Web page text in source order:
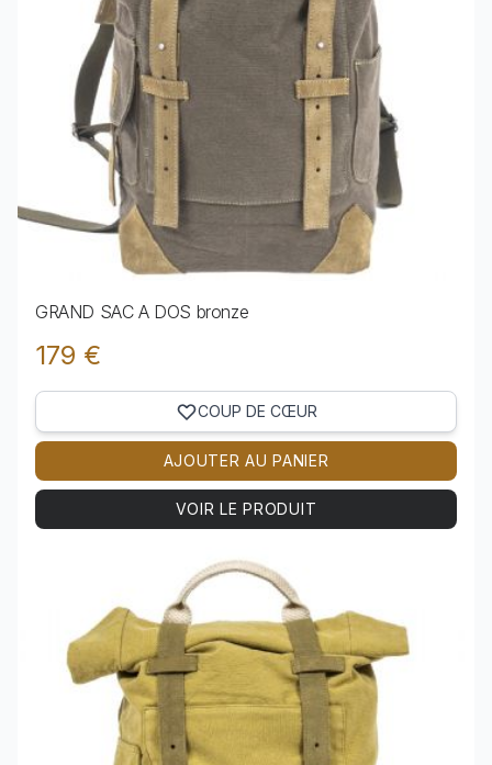
GRAND SAC A DOS bronze
179 €
COUP DE CŒUR
AJOUTER AU PANIER
VOIR LE PRODUIT
Voir le produit GRAND SAC A DOS